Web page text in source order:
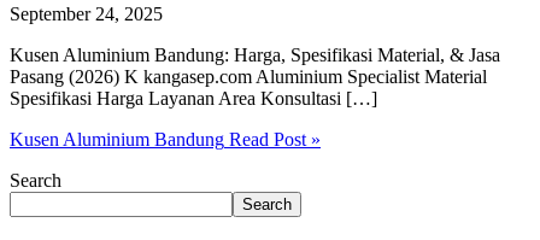
September 24, 2025
Kusen Aluminium Bandung: Harga, Spesifikasi Material, & Jasa
Pasang (2026) K kangasep.com Aluminium Specialist Material
Spesifikasi Harga Layanan Area Konsultasi […]
Kusen Aluminium Bandung Read Post »
Search
Search